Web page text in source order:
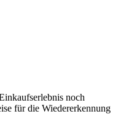
noch
für die Wiedererkennung